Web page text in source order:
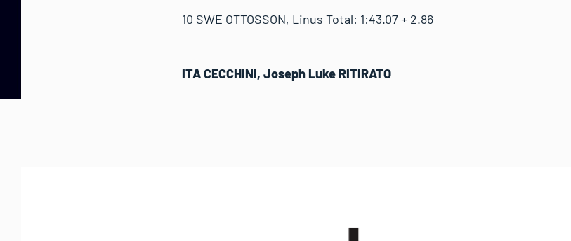
10 SWE OTTOSSON, Linus Total: 1:43.07 + 2.86
ITA CECCHINI, Joseph Luke RITIRATO